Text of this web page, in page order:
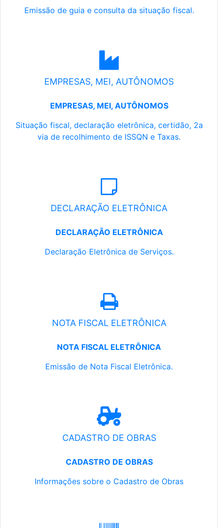
Emissão de guia e consulta da situação fiscal.
EMPRESAS, MEI, AUTÔNOMOS
EMPRESAS, MEI, AUTÔNOMOS
Situação fiscal, declaração eletrônica, certidão, 2a
via de recolhimento de ISSQN e Taxas.
DECLARAÇÃO ELETRÔNICA
DECLARAÇÃO ELETRÔNICA
Declaração Eletrônica de Serviços.
NOTA FISCAL ELETRÔNICA
NOTA FISCAL ELETRÔNICA
Emissão de Nota Fiscal Eletrônica.
CADASTRO DE OBRAS
CADASTRO DE OBRAS
Informações sobre o Cadastro de Obras